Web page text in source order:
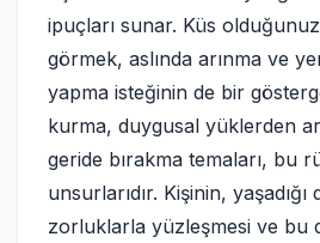
ipuçları sunar. Küs
görmek, aslında arınma ve
yapma isteğinin de bir
kurma, duygusal yüklerden
geride bırakma temaları, bu
unsurlarıdır. Kişinin, yaşadığı
zorluklarla yüzleşmesi ve bu